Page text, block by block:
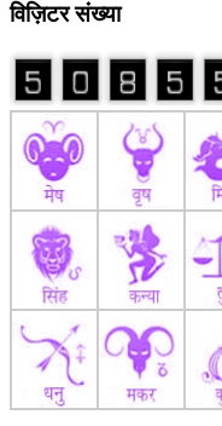
विज़िटर संख्या